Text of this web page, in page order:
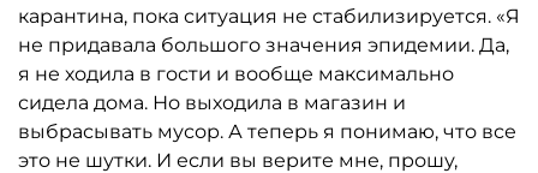
карантина, пока ситуация не стабилизируется. «Я
не придавала большого значения эпидемии. Да,
я не ходила в гости и вообще максимально
сидела дома. Но выходила в магазин и
выбрасывать мусор. А теперь я понимаю, что все
это не шутки. И если вы верите мне, прошу,